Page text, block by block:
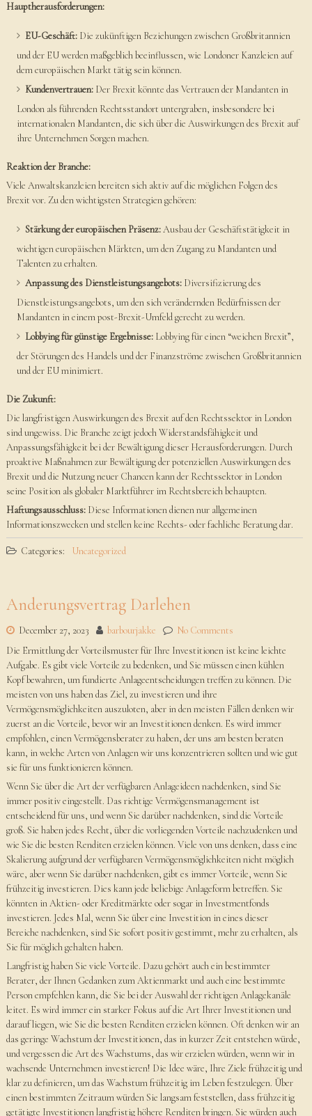
Hauptherausforderungen:
EU-Geschäft:Die zukünftigen Beziehungen zwischen Großbritannien
und der EU werden maßgeblich beeinflussen, wie Londoner Kanzleien auf
dem europäischen Markt tätig sein können.
Kundenvertrauen:Der Brexit könnte das Vertrauen der Mandanten in
London als führenden Rechtsstandort untergraben, insbesondere bei
internationalen Mandanten, die sich über die Auswirkungen des Brexit auf
ihre Unternehmen Sorgen machen.
Reaktion der Branche:
Viele Anwaltskanzleien bereiten sich aktiv auf die möglichen Folgen des
Brexit vor. Zu den wichtigsten Strategien gehören:
Stärkung der europäischen Präsenz:Ausbau der Geschäftstätigkeit in
wichtigen europäischen Märkten, um den Zugang zu Mandanten und
Talenten zu erhalten.
Anpassung des Dienstleistungsangebots:Diversifizierung des
Dienstleistungsangebots, um den sich verändernden Bedürfnissen der
Mandanten in einem post-Brexit-Umfeld gerecht zu werden.
Lobbying für günstige Ergebnisse:Lobbying für einen “weichen Brexit”,
der Störungen des Handels und der Finanzströme zwischen Großbritannien
und der EU minimiert.
Die Zukunft:
Die langfristigen Auswirkungen des Brexit auf den Rechtssektor in London
sind ungewiss. Die Branche zeigt jedoch Widerstandsfähigkeit und
Anpassungsfähigkeit bei der Bewältigung dieser Herausforderungen. Durch
proaktive Maßnahmen zur Bewältigung der potenziellen Auswirkungen des
Brexit und die Nutzung neuer Chancen kann der Rechtssektor in London
seine Position als globaler Marktführer im Rechtsbereich behaupten.
Haftungsausschluss:Diese Informationen dienen nur allgemeinen
Informationszwecken und stellen keine Rechts- oder fachliche Beratung dar.
Categories: Uncategorized
Anderungsvertrag Darlehen
December 27, 2023 barbourjakke
No Comments
Die Ermittlung der Vorteilsmuster für Ihre Investitionen ist keine leichte
Aufgabe. Es gibt viele Vorteile zu bedenken, und Sie müssen einen kühlen
Kopf bewahren, um fundierte Anlageentscheidungen treffen zu können. Die
meisten von uns haben das Ziel, zu investieren und ihre
Vermögensmöglichkeiten auszuloten, aber in den meisten Fällen denken wir
zuerst an die Vorteile, bevor wir an Investitionen denken. Es wird immer
empfohlen, einen Vermögensberater zu haben, der uns am besten beraten
kann, in welche Arten von Anlagen wir uns konzentrieren sollten und wie gut
sie für uns funktionieren können.
Wenn Sie über die Art der verfügbaren Anlageideen nachdenken, sind Sie
immer positiv eingestellt. Das richtige Vermögensmanagement ist
entscheidend für uns, und wenn Sie darüber nachdenken, sind die Vorteile
groß. Sie haben jedes Recht, über die vorliegenden Vorteile nachzudenken und
wie Sie die besten Renditen erzielen können. Viele von uns denken, dass eine
Skalierung aufgrund der verfügbaren Vermögensmöglichkeiten nicht möglich
wäre, aber wenn Sie darüber nachdenken, gibt es immer Vorteile, wenn Sie
frühzeitig investieren. Dies kann jede beliebige Anlageform betreffen. Sie
könnten in Aktien- oder Kreditmärkte oder sogar in Investmentfonds
investieren. Jedes Mal, wenn Sie über eine Investition in eines dieser
Bereiche nachdenken, sind Sie sofort positiv gestimmt, mehr zu erhalten, als
Sie für möglich gehalten haben.
Langfristig haben Sie viele Vorteile. Dazu gehört auch ein bestimmter
Berater, der Ihnen Gedanken zum Aktienmarkt und auch eine bestimmte
Person empfehlen kann, die Sie bei der Auswahl der richtigen Anlagekanäle
leitet. Es wird immer ein starker Fokus auf die Art Ihrer Investitionen und
darauf liegen, wie Sie die besten Renditen erzielen können. Oft denken wir an
das geringe Wachstum der Investitionen, das in kurzer Zeit entstehen würde,
und vergessen die Art des Wachstums, das wir erzielen würden, wenn wir in
wachsende Unternehmen investieren! Die Idee wäre, Ihre Ziele frühzeitig und
klar zu definieren, um das Wachstum frühzeitig im Leben festzulegen. Über
einen bestimmten Zeitraum würden Sie langsam feststellen, dass frühzeitig
getätigte Investitionen langfristig höhere Renditen bringen. Sie würden auch